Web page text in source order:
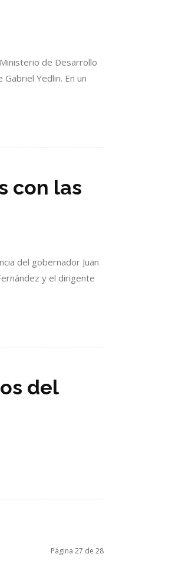
de Desarrollo
Yedlin. En un
con las
del gobernador Juan
y el dirigente
del
Página 27 de 28